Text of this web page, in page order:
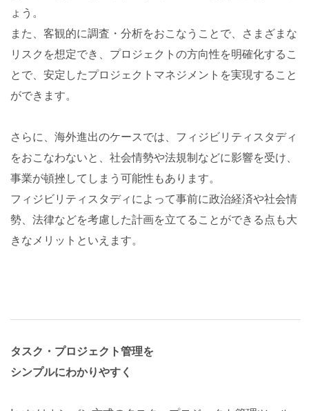
ょう。
また、客観的に調査・分析をおこなうことで、さまざまな
リスクを想定でき、プロジェクトの方向性を明確化するこ
とで、安定したプロジェクトマネジメントを実現すること
ができます。
さらに、海外進出のケースでは、フィジビリティスタディ
をおこなわないと、社会情勢や法規制などに影響を受け、
事業が頓挫してしまう可能性もあります。
フィジビリティスタディによって事前に政治経済や社会情
勢、法律などを考慮した計画を立てることができる点も大
きなメリットといえます。
タスク・プロジェクト管理を
シンプルにわかりやすく